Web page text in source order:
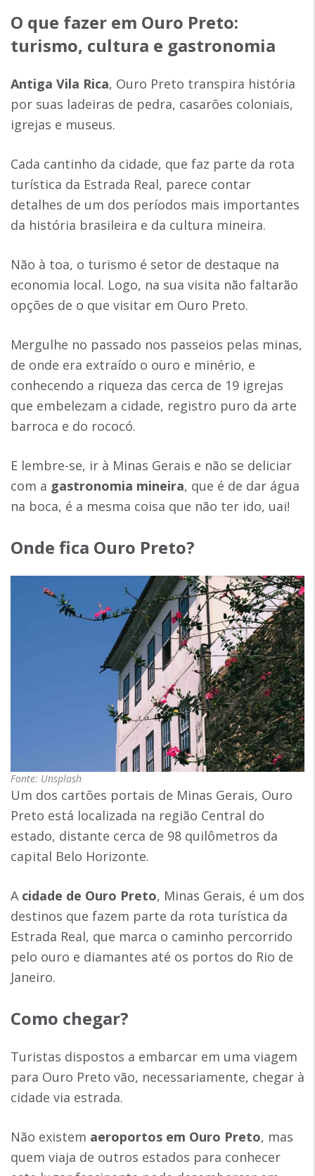
O que fazer em Ouro Preto:
turismo, cultura e gastronomia
Antiga Vila Rica, Ouro Preto transpira história
por suas ladeiras de pedra, casarões coloniais,
igrejas e museus.
Cada cantinho da cidade, que faz parte da rota
turística da Estrada Real, parece contar
detalhes de um dos períodos mais importantes
da história brasileira e da cultura mineira.
Não à toa, o turismo é setor de destaque na
economia local. Logo, na sua visita não faltarão
opções de o que visitar em Ouro Preto.
Mergulhe no passado nos passeios pelas minas,
de onde era extraído o ouro e minério, e
conhecendo a riqueza das cerca de 19 igrejas
que embelezam a cidade, registro puro da arte
barroca e do rococó.
E lembre-se, ir à Minas Gerais e não se deliciar
com a gastronomia mineira, que é de dar água
na boca, é a mesma coisa que não ter ido, uai!
Onde fica Ouro Preto?
Fonte: Unsplash
Um dos cartões portais de Minas Gerais, Ouro
Preto está localizada na região Central do
estado, distante cerca de 98 quilômetros da
capital Belo Horizonte.
A cidade de Ouro Preto, Minas Gerais, é um dos
destinos que fazem parte da rota turística da
Estrada Real, que marca o caminho percorrido
pelo ouro e diamantes até os portos do Rio de
Janeiro.
Como chegar?
Turistas dispostos a embarcar em uma viagem
para Ouro Preto vão, necessariamente, chegar à
cidade via estrada.
Não existem aeroportos em Ouro Preto, mas
quem viaja de outros estados para conhecer